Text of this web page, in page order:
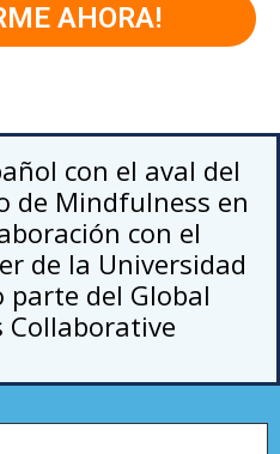
AHORA!
con el aval del
de Mindfulness en
con el
de la Universidad
parte del Global